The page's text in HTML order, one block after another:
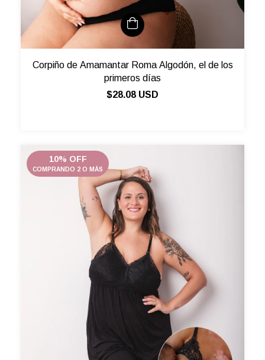
Corpiño de Amamantar Roma Algodón, el de los
primeros días
$28.08 USD
10% OFF
COMPRANDO 2 O MÁS